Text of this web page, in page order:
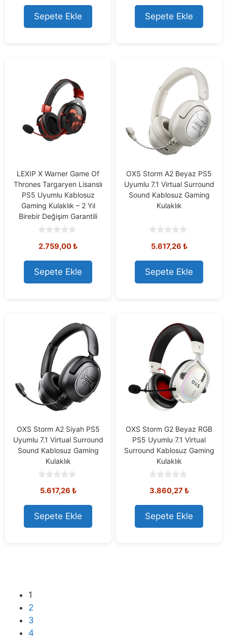
t
o
f
5
Sepete Ekle
t
o
f
5
Sepete Ekle
LEXIP X Warner Game Of
Thrones Targaryen Lisanslı
PS5 Uyumlu Kablosuz
Gaming Kulaklık – 2 Yıl
Birebir Değişim Garantili
o
t
o
f
5
2.759,00₺
Sepete Ekle
OXS Storm A2 Beyaz PS5
Uyumlu 7.1 Virtual Surround
Sound Kablosuz Gaming
Kulaklık
o
t
o
f
5
5.617,26 ₺
Sepete Ekle
OXS Storm A2 Siyah PS5
Uyumlu 7.1 Virtual Surround
Sound Kablosuz Gaming
Kulaklık
o
t
o
f
5
5.617,26 ₺
Sepete Ekle
OXS Storm G2 Beyaz RGB
PS5 Uyumlu 7.1 Virtual
Surround Kablosuz Gaming
Kulaklık
o
t
o
f
5
3.860,27 ₺
Sepete Ekle
1
2
3
4